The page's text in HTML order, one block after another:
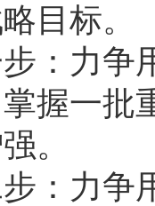
目标。
力争用
握一批
。
力争用